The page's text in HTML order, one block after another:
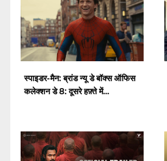
स्पाइडर-मैन: ब्रांड न्यू डे बॉक्स ऑफिस
कलेक्शन डे 8: दूसरे हफ़्ते में...